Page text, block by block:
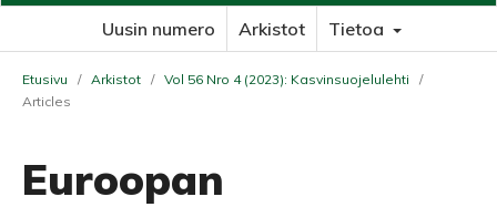
Uusin numero Arkistot Tietoa
Etusivu / Arkistot / Vol 56 Nro 4 (2023): Kasvinsuojelulehti
/
Articles
Euroopan